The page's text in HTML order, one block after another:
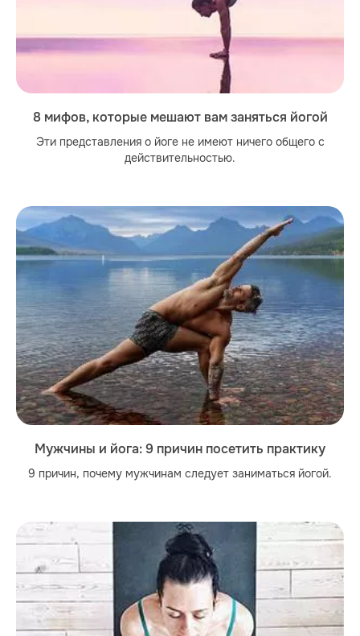
8 мифов, которые мешают вам заняться йогой
Эти представления о йоге не имеют ничего общего с
действительностью.
Мужчины и йога: 9 причин посетить практику
9 причин, почему мужчинам следует заниматься йогой.